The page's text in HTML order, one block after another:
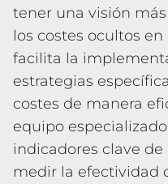
tener una visión
los costes ocultos
facilita la
estrategias
costes de manera
equipo
indicadores clave
medir la efectividad